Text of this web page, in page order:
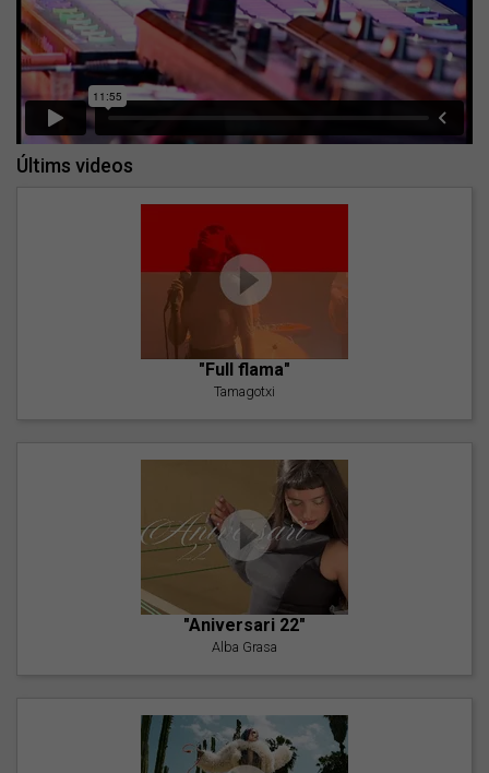
Últims videos
"Full flama"
Tamagotxi
"Aniversari 22"
Alba Grasa